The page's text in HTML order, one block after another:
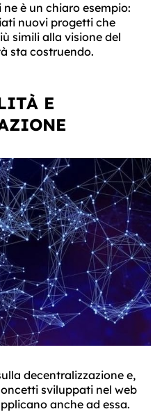
è un chiaro esempio:
nuovi progetti che
simili alla visione del
sta costruendo.
E
decentralizzazione e,
sviluppati nel web
anche ad essa.